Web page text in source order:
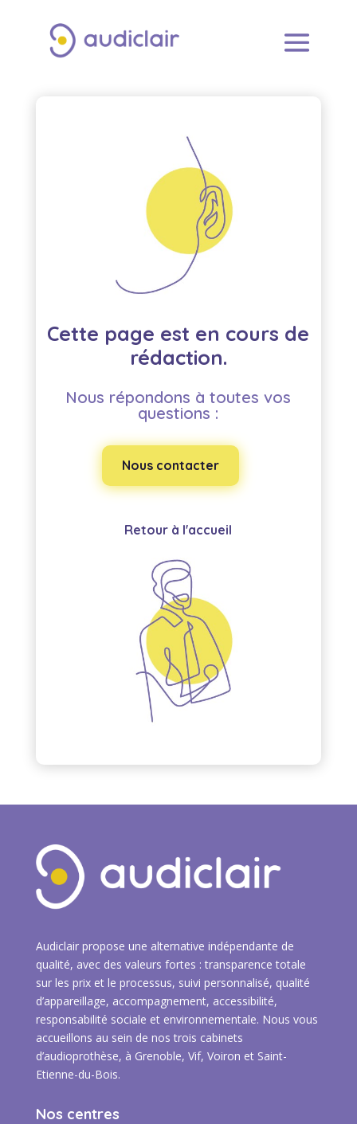
Cette page est en cours de
rédaction.
Nous répondons à toutes vos
questions :
Nous contacter
Retour à l'accueil
Audiclair propose une alternative indépendante de
qualité, avec des valeurs fortes : transparence totale
sur les prix et le processus, suivi personnalisé, qualité
d’appareillage, accompagnement, accessibilité,
responsabilité sociale et environnementale. Nous vous
accueillons au sein de nos trois cabinets
d’audioprothèse, à Grenoble, Vif, Voiron et Saint-
Etienne-du-Bois.
Nos centres